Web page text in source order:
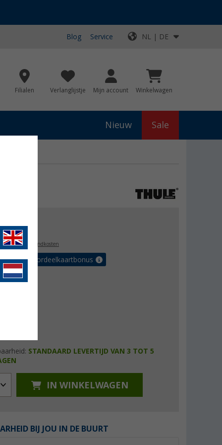
Blog Service NL | DE
Filialen Verlanglijstje Mijn account Winkelwagen
Nieuw Sale
BTWplus verzendkosten
tot 5% voordeelkaartbonus
STANDAARD LEVERTIJD VAN 3 TOT 5
IN WINKELWAGEN
BIJ JOU IN DE BUURT